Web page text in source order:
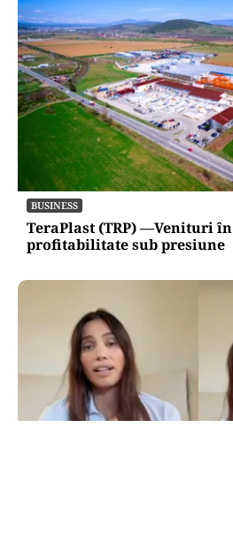
BUSINESS
TeraPlast (TRP) —Venituri
profitabilitate sub presiune